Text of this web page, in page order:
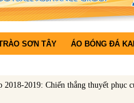
SƠN TÂY ÁO BÓNG ĐÁ
2019: Chiến thắng thuyết phục